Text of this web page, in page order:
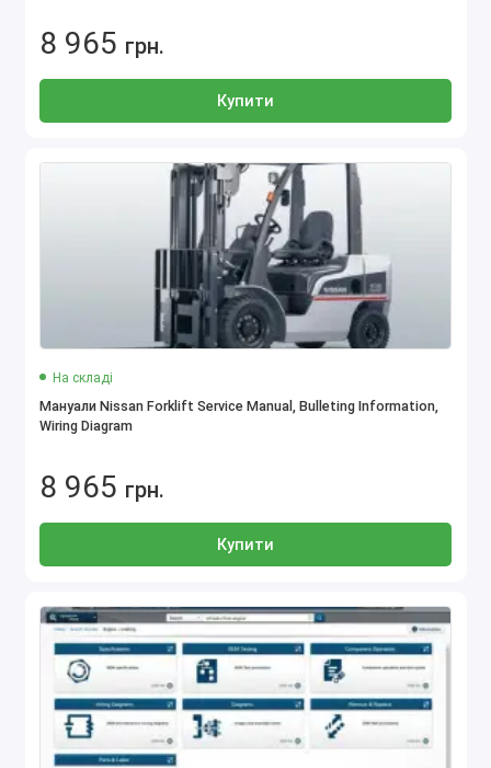
8 965 грн.
Купити
На складі
Мануали Nissan Forklift Service Manual, Bulleting Information,
Wiring Diagram
8 965 грн.
Купити